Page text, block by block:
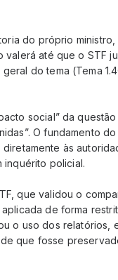
do próprio
valerá até que o STF
do tema (Tema
social” da
O fundamento
às
inquérito policial.
que validou o
de forma
o uso dos relatórios,
que fosse